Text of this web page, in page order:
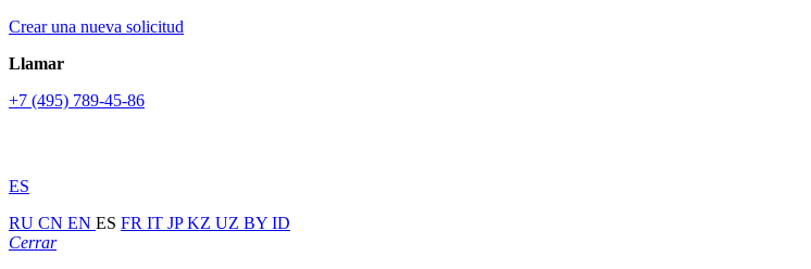
Crear una nueva solicitud
Llamar
+7 (495) 789-45-86
ES
RU CN EN ES FR IT JPKZ UZ BY ID
Cerrar